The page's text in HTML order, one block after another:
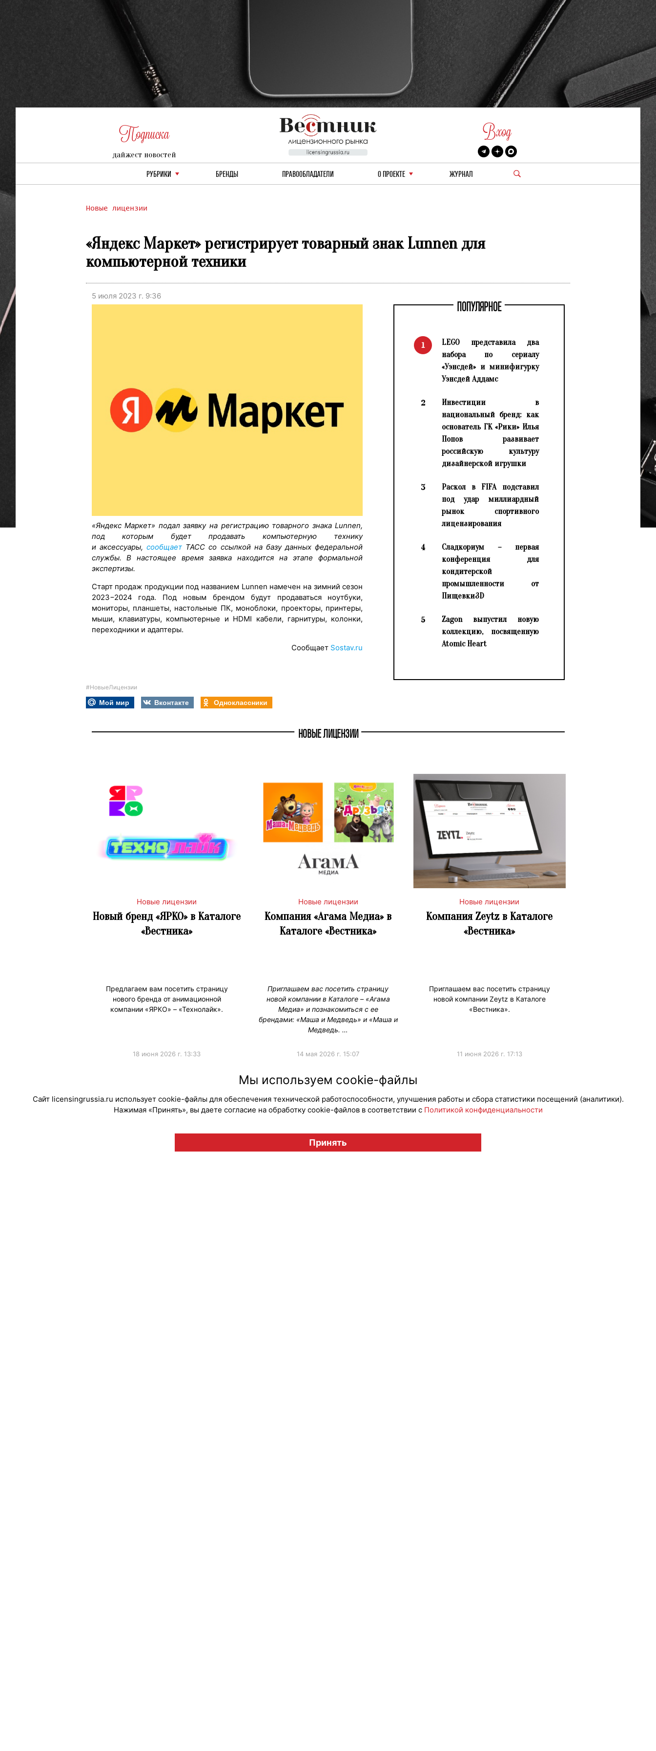
Подписка
дайжест новостей
Вход
РУБРИКИ БРЕНДЫ ПРАВООБЛАДАТЕЛИ О ПРОЕКТЕ ЖУРНАЛ
Новые лицензии
«Яндекс Маркет» регистрирует товарный знак Lunnen для
компьютерной техники
5 июля 2023 г. 9:36
«Яндекс Маркет» подал заявку на регистрацию товарного знака Lunnen,
под которым будет продавать компьютерную технику
и аксессуары, сообщаетТАСС со ссылкой на базу данных федеральной
службы. В настоящее время заявка находится на этапе формальной
экспертизы.
Старт продаж продукции под названием Lunnen намечен на зимний сезон
2023−2024 года. Под новым брендом будут продаваться ноутбуки,
мониторы, планшеты, настольные ПК, моноблоки, проекторы, принтеры,
мыши, клавиатуры, компьютерные и HDMI кабели, гарнитуры, колонки,
переходники и адаптеры.
Сообщает Sostav.ru
ПОПУЛЯРНОЕ
1
LEGO представила два
набора по сериалу
«Уэнсдей» и минифигурку
Уэнсдей Аддамс
2
Инвестиции в
национальный бренд: как
основатель ГК «Рики» Илья
Попов развивает
российскую культуру
дизайнерской игрушки
3
Раскол в FIFA подставил
под удар миллиардный
рынок спортивного
лицензирования
4
Сладкориум – первая
конференция для
кондитерской
промышленности от
Пищевки3D
5
Zagon выпустил новую
коллекцию, посвященную
Atomic Heart
#НовыеЛицензии
Мой мир Вконтакте Одноклассники
НОВЫЕ ЛИЦЕНЗИИ
Новые лицензии
Новый бренд «ЯРКО» в Каталоге
«Вестника»
Предлагаем вам посетить страницу
нового бренда от анимационной
компании «ЯРКО» – «Технолайк».
18 июня 2026 г. 13:33
Новые лицензии
Компания «Агама Медиа» в
Каталоге «Вестника»
Приглашаем вас посетить страницу
новой компании в Каталоге – «Агама
Медиа» и познакомиться с ее
брендами: «Маша и Медведь» и «Маша и
Медведь. …
14 мая 2026 г. 15:07
Новые лицензии
Компания Zeytz в Каталоге
«Вестника»
Приглашаем вас посетить страницу
новой компании Zeytz в Каталоге
«Вестника».
11 июня 2026 г. 17:13
© "Вестник лицензионного рынка", licensingrussia.ru, 2009-2026 12+
Мы используем cookie-файлы
Сайт licensingrussia.ru использует cookie-файлы для обеспечения технической работоспособности, улучшения работы и сбора статистики посещений (аналитики).
Нажимая «Принять», вы даете согласие на обработку cookie-файлов в соответствии с Политикой конфиденциальности
Принять